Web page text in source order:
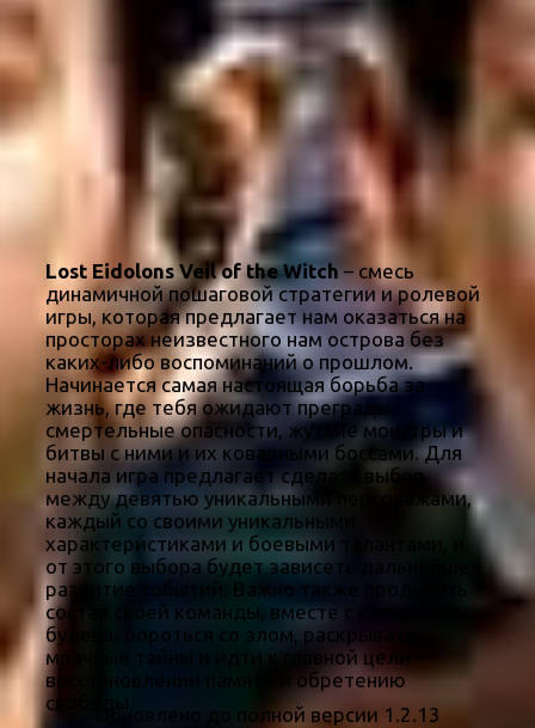
Lost Eidolons Veil of the Witch– смесь
динамичной пошаговой стратегии и ролевой
игры, которая предлагает нам оказаться на
просторах неизвестного нам острова без
каких-либо воспоминаний о прошлом.
Начинается самая настоящая борьба за
жизнь, где тебя ожидают преграды,
смертельные опасности, жуткие монстры и
битвы с ними и их коварными боссами. Для
начала игра предлагает сделать выбор
между девятью уникальными персонажами,
каждый со своими уникальными
характеристиками и боевыми талантами, и
от этого выбора будет зависеть дальнейшее
развитие событий. Важно также продумать
состав своей команды, вместе с которой ты
будешь бороться со злом, раскрывать
мрачные тайны и идти к главной цели –
восстановлении памяти и обретению
свободы.
Обновлено до полной версии 1.2.13